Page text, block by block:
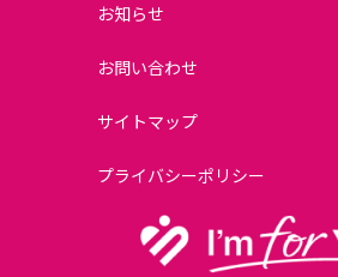
お知らせ
お問い合わせ
サイトマップ
プライバシーポリシー